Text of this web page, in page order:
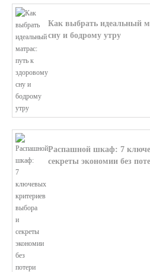
Как выбрать идеальный
сну и бодрому утру
Распашной шкаф: 7
секреты экономии без